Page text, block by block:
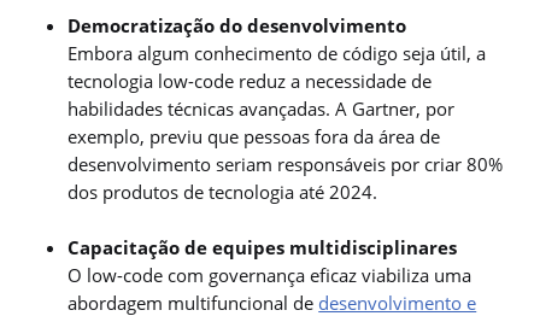
Democratização do desenvolvimento
Embora algum conhecimento de código seja útil, a
tecnologia low-code reduz a necessidade de
habilidades técnicas avançadas. A Gartner, por
exemplo, previu que pessoas fora da área de
desenvolvimento seriam responsáveis por criar 80%
dos produtos de tecnologia até 2024.
Capacitação de equipes multidisciplinares
O low-code com governança eficaz viabiliza uma
abordagem multifuncional de desenvolvimento e